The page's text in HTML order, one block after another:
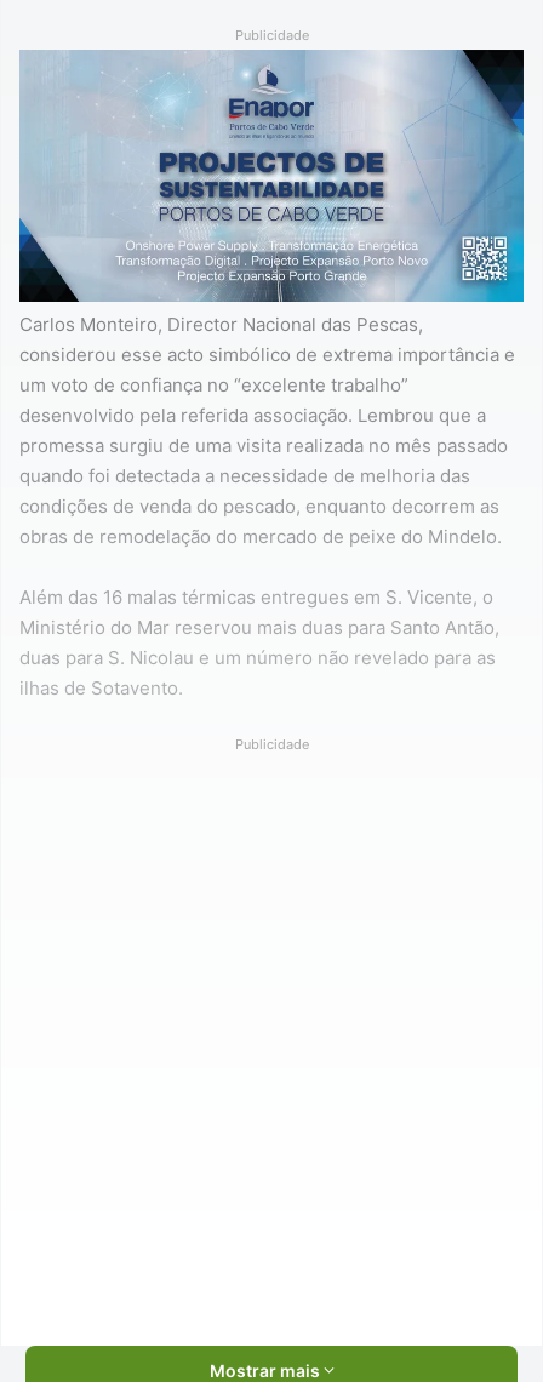
Publicidade
Carlos Monteiro, Director Nacional das Pescas,
considerou esse acto simbólico de extrema importância e
um voto de confiança no “excelente trabalho”
desenvolvido pela referida associação. Lembrou que a
promessa surgiu de uma visita realizada no mês passado
quando foi detectada a necessidade de melhoria das
condições de venda do pescado, enquanto decorrem as
obras de remodelação do mercado de peixe do Mindelo.
Além das 16 malas térmicas entregues em S. Vicente, o
Ministério do Mar reservou mais duas para Santo Antão,
duas para S. Nicolau e um número não revelado para as
ilhas de Sotavento.
Publicidade
Mostrar mais